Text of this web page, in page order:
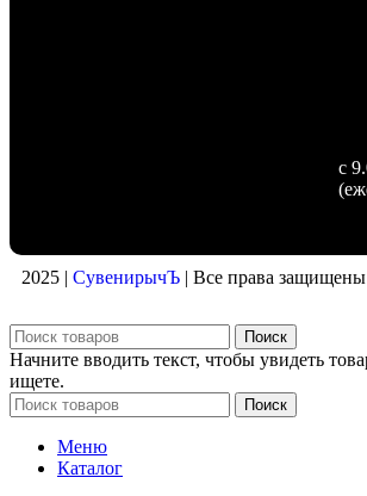
с
2025 | СувенирычЪ | Все права защищены
Поиск
Начните вводить текст, чтобы увидеть
ищете.
Поиск
Меню
Каталог